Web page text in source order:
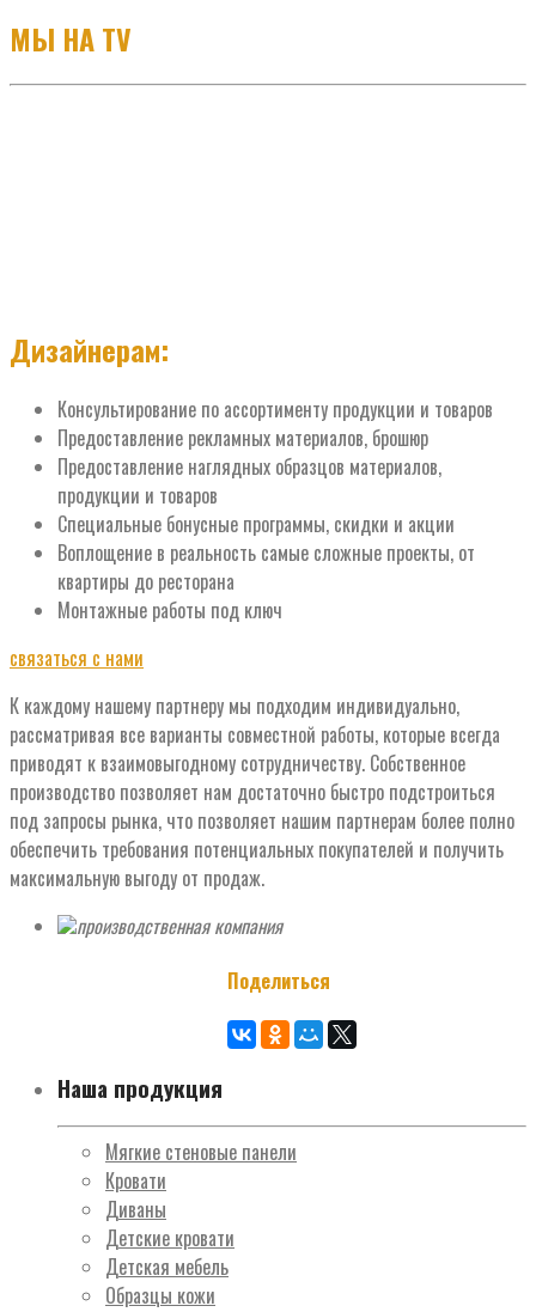
МЫ НА TV
Дизайнерам:
Консультирование по ассортименту продукции и товаров
Предоставление рекламных материалов, брошюр
Предоставление наглядных образцов материалов,
продукции и товаров
Специальные бонусные программы, скидки и акции
Воплощение в реальность самые сложные проекты, от
квартиры до ресторана
Монтажные работы под ключ
связаться с нами
К каждому нашему партнеру мы подходим индивидуально,
рассматривая все варианты совместной работы, которые всегда
приводят к взаимовыгодному сотрудничеству. Собственное
производство позволяет нам достаточно быстро подстроиться
под запросы рынка, что позволяет нашим партнерам более полно
обеспечить требования потенциальных покупателей и получить
максимальную выгоду от продаж.
производственная компания
Поделиться
Наша продукция
Мягкие стеновые панели
Кровати
Диваны
Детские кровати
Детская мебель
Образцы кожи